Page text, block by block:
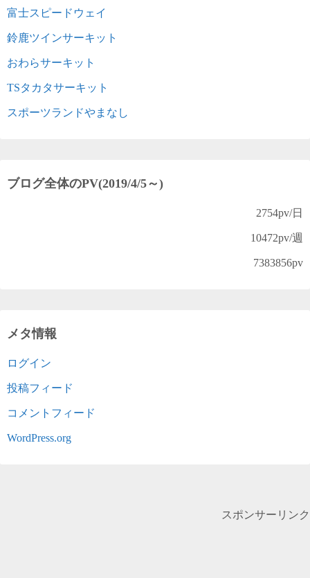
富士スピードウェイ
鈴鹿ツインサーキット
おわらサーキット
TSタカタサーキット
スポーツランドやまなし
ブログ全体のPV(2019/4/5～)
2754pv/日
10472pv/週
7383856pv
メタ情報
ログイン
投稿フィード
コメントフィード
WordPress.org
スポンサーリンク